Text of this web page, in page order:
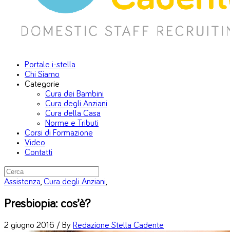
Portale i-stella
Chi Siamo
Categorie
Cura dei Bambini
Cura degli Anziani
Cura della Casa
Norme e Tributi
Corsi di Formazione
Video
Contatti
Assistenza, Cura degli Anziani,
Presbiopia: cos’è?
2 giugno 2016 / By Redazione Stella Cadente